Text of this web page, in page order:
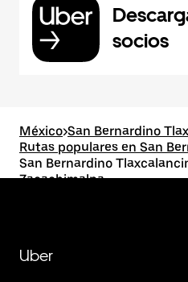
socios
México>San Bernardino
Rutas populares en San
San Bernardino
Zacachimalpa
Uber